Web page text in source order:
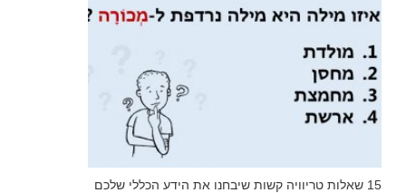
15 שאלות טריוויה קשות שיבחנו את הידע הכללי שלכם